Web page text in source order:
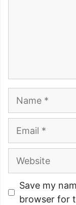
Website
Save my
browser for